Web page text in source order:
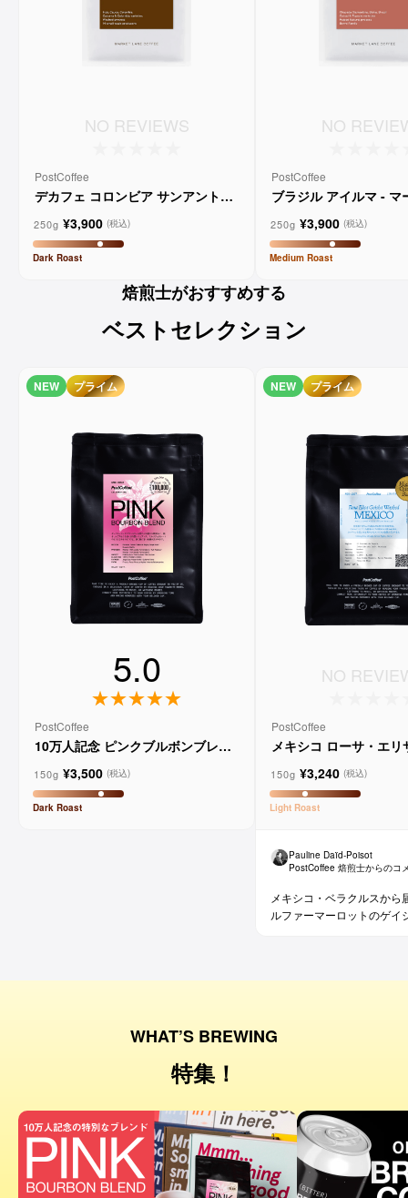
NO REVIEWS
PostCoffee
デカフェ コロンビア サンアントニ
250g ¥3,900 (税込)
Dark Roast
NO
PostCoffee
ブラジル アイルマ - マ
250g ¥3,900 (税込)
Medium Roast
焙煎士がおすすめする
ベストセレクション
NEW プライム
5.0
PostCoffee
10万人記念 ピンクブルボンブレン
150g ¥3,500 (税込)
Dark Roast
NEW プライム
NO
PostCoffee
メキシコ ローサ・エリ
150g ¥3,240 (税込)
Light Roast
Pauline Daïd-Poisot
PostCoffee 焙煎士からのコ
メキシコ・ベラクルスから
ルファーマーロットのゲイ
WHAT’S BREWING
特集！